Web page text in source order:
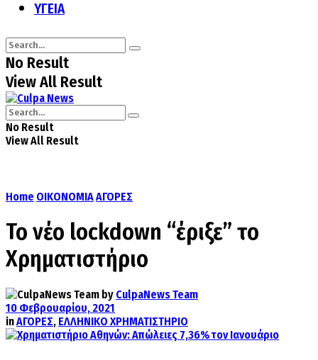
ΥΓΕΙΑ
No Result
View All Result
No Result
View All Result
Home ΟΙΚΟΝΟΜΙΑΑΓΟΡΕΣ
Το νέο lockdown “έριξε” το
Χρηματιστήριο
by CulpaNews Team
10 Φεβρουαρίου, 2021
inΑΓΟΡΕΣ, ΕΛΛΗΝΙΚΟ ΧΡΗΜΑΤΙΣΤΗΡΙΟ